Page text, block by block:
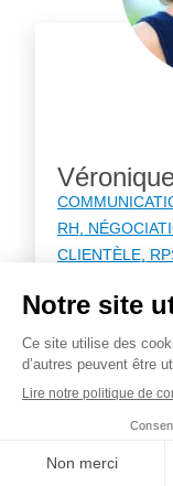
RH
CLIENTÈLE
Véronique a
la
Lire la suite